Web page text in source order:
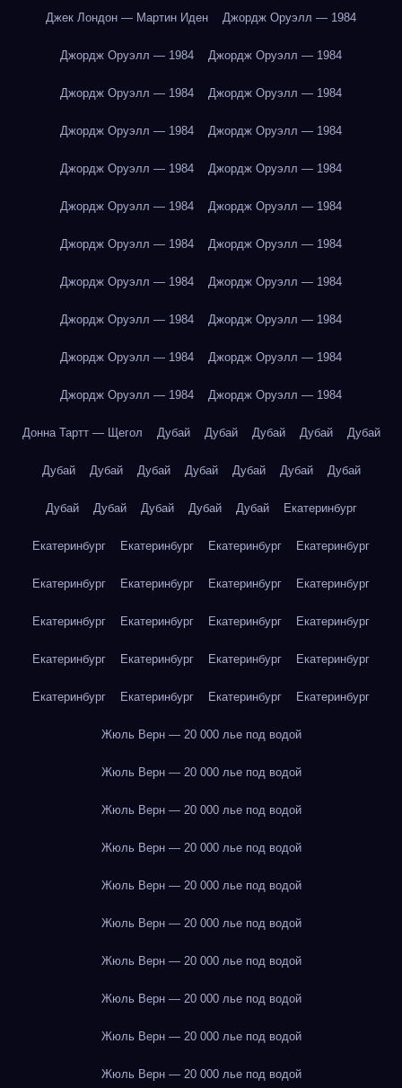
Джек Лондон — Мартин Иден Джордж Оруэлл — 1984
Джордж Оруэлл — 1984 Джордж Оруэлл — 1984
Джордж Оруэлл — 1984 Джордж Оруэлл — 1984
Джордж Оруэлл — 1984 Джордж Оруэлл — 1984
Джордж Оруэлл — 1984 Джордж Оруэлл — 1984
Джордж Оруэлл — 1984 Джордж Оруэлл — 1984
Джордж Оруэлл — 1984 Джордж Оруэлл — 1984
Джордж Оруэлл — 1984 Джордж Оруэлл — 1984
Джордж Оруэлл — 1984 Джордж Оруэлл — 1984
Джордж Оруэлл — 1984 Джордж Оруэлл — 1984
Джордж Оруэлл — 1984 Джордж Оруэлл — 1984
Донна Тартт — Щегол Дубай Дубай Дубай Дубай Дубай
Дубай Дубай Дубай Дубай Дубай Дубай Дубай
Дубай Дубай Дубай Дубай Дубай Екатеринбург
Екатеринбург Екатеринбург Екатеринбург Екатеринбург
Екатеринбург Екатеринбург Екатеринбург Екатеринбург
Екатеринбург Екатеринбург Екатеринбург Екатеринбург
Екатеринбург Екатеринбург Екатеринбург Екатеринбург
Екатеринбург Екатеринбург Екатеринбург Екатеринбург
Жюль Верн — 20 000 лье под водой
Жюль Верн — 20 000 лье под водой
Жюль Верн — 20 000 лье под водой
Жюль Верн — 20 000 лье под водой
Жюль Верн — 20 000 лье под водой
Жюль Верн — 20 000 лье под водой
Жюль Верн — 20 000 лье под водой
Жюль Верн — 20 000 лье под водой
Жюль Верн — 20 000 лье под водой
Жюль Верн — 20 000 лье под водой